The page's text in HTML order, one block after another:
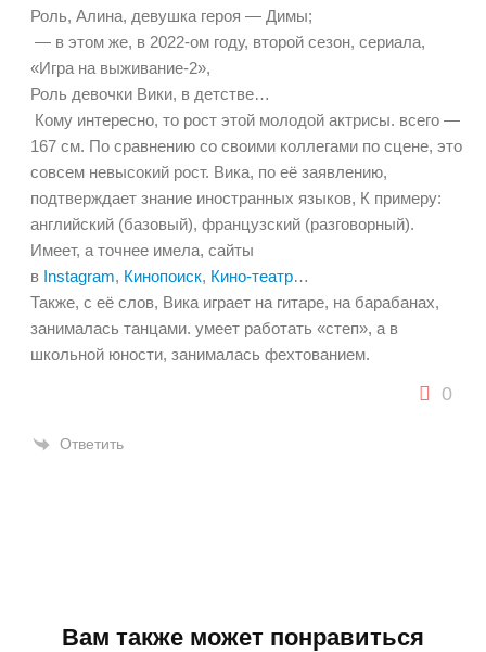
Роль, Алина, девушка героя — Димы;
— в этом же, в 2022-ом году, второй сезон, сериала,
«Игра на выживание-2»,
Роль девочки Вики, в детстве…
Кому интересно, то рост этой молодой актрисы. всего —
167 см. По сравнению со своими коллегами по сцене, это
совсем невысокий рост. Вика, по её заявлению,
подтверждает знание иностранных языков, К примеру:
английский (базовый), французский (разговорный).
Имеет, а точнее имела, сайты
в Instagram, Кинопоиск, Кино-театр…
Также, с её слов, Вика играет на гитаре, на барабанах,
занималась танцами. умеет работать «степ», а в
школьной юности, занималась фехтованием.
0
Ответить
Вам также может понравиться